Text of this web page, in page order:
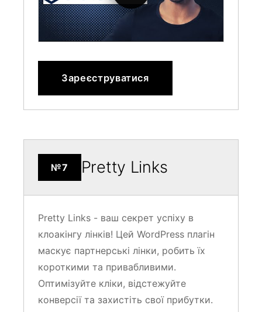
Зареєструватися
№7 Pretty Links
Pretty Links - ваш секрет успіху в
клоакінгу лінків! Цей WordPress плагін
маскує партнерські лінки, робить їх
короткими та привабливими.
Оптимізуйте кліки, відстежуйте
конверсії та захистіть свої прибутки.